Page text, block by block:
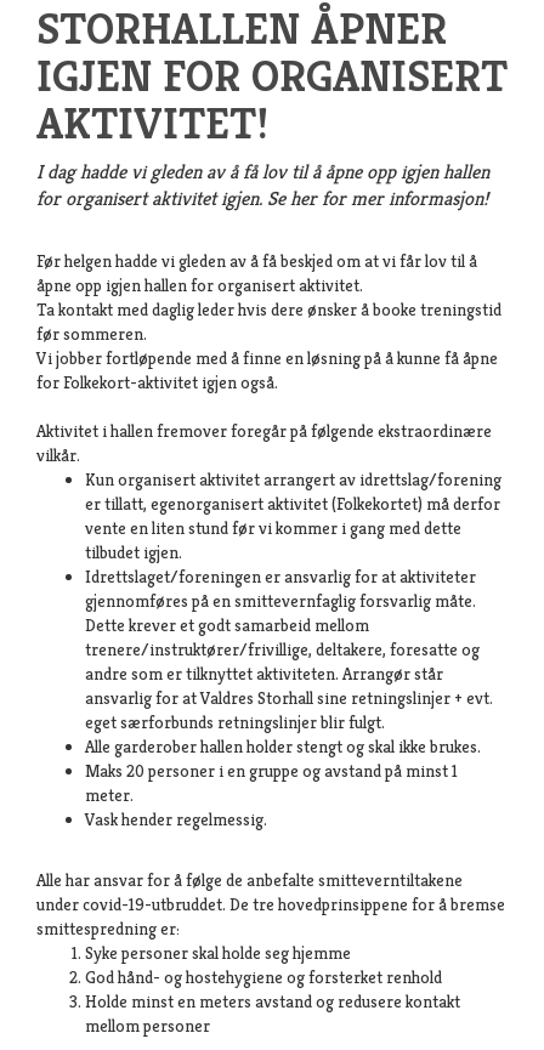
STORHALLEN ÅPNER
IGJEN FOR ORGANISERT
AKTIVITET!
I dag hadde vi gleden av å få lov til å åpne opp igjen hallen
for organisert aktivitet igjen. Se her for mer informasjon!
Før helgen hadde vi gleden av å få beskjed om at vi får lov til å
åpne opp igjen hallen for organisert aktivitet.
Ta kontakt med daglig leder hvis dere ønsker å booke treningstid
før sommeren.
Vi jobber fortløpende med å finne en løsning på å kunne få åpne
for Folkekort-aktivitet igjen også.
Aktivitet i hallen fremover foregår på følgende ekstraordinære
vilkår.
Kun organisert aktivitet arrangert av idrettslag/forening
er tillatt, egenorganisert aktivitet (Folkekortet) må derfor
vente en liten stund før vi kommer i gang med dette
tilbudet igjen.
Idrettslaget/foreningen er ansvarlig for at aktiviteter
gjennomføres på en smittevernfaglig forsvarlig måte.
Dette krever et godt samarbeid mellom
trenere/instruktører/frivillige, deltakere, foresatte og
andre som er tilknyttet aktiviteten. Arrangør står
ansvarlig for at Valdres Storhall sine retningslinjer + evt.
eget særforbunds retningslinjer blir fulgt.
Alle garderober hallen holder stengt og skal ikke brukes.
Maks 20 personer i en gruppe og avstand på minst 1
meter.
Vask hender regelmessig.
Alle har ansvar for å følge de anbefalte smitteverntiltakene
under covid-19-utbruddet. De tre hovedprinsippene for å bremse
smittespredning er:
Syke personer skal holde seg hjemme
God hånd- og hostehygiene og forsterket renhold
Holde minst en meters avstand og redusere kontakt
mellom personer